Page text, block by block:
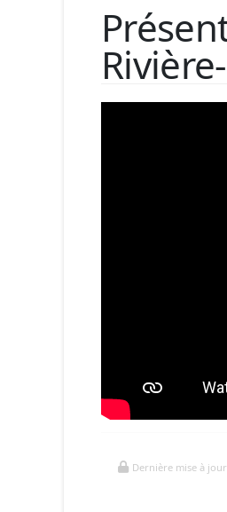
Dernière mise à jour